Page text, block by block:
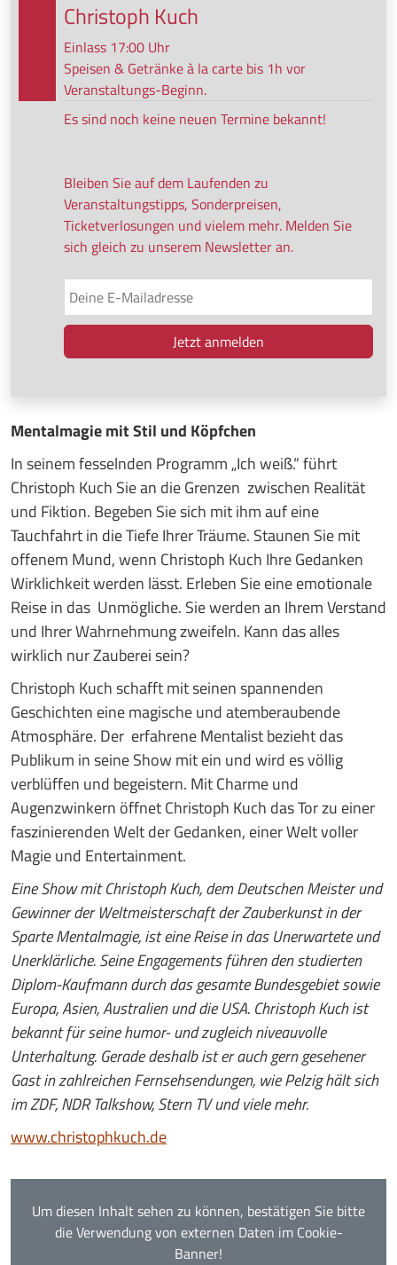
Um diesen Inhalt sehen zu können, bestätigen Sie bitte
die Verwendung von externen Daten im Cookie-
Banner!
Mentalmagie mit Stil und Köpfchen
In seinem fesselnden Programm „Ich weiß.“ führt
Christoph Kuch Sie an die Grenzen zwischen Realität
und Fiktion. Begeben Sie sich mit ihm auf eine
Tauchfahrt in die Tiefe Ihrer Träume. Staunen Sie mit
offenem Mund, wenn Christoph Kuch Ihre Gedanken
Wirklichkeit werden lässt. Erleben Sie eine emotionale
Reise in das Unmögliche. Sie werden an Ihrem Verstand
und Ihrer Wahrnehmung zweifeln. Kann das alles
wirklich nur Zauberei sein?
Christoph Kuch schafft mit seinen spannenden
Geschichten eine magische und atemberaubende
Atmosphäre. Der erfahrene Mentalist bezieht das
Publikum in seine Show mit ein und wird es völlig
verblüffen und begeistern. Mit Charme und
Augenzwinkern öffnet Christoph Kuch das Tor zu einer
faszinierenden Welt der Gedanken, einer Welt voller
Magie und Entertainment.
Eine Show mit Christoph Kuch, dem Deutschen Meister und
Gewinner der Weltmeisterschaft der Zauberkunst in der
Sparte Mentalmagie, ist eine Reise in das Unerwartete und
Unerklärliche. Seine Engagements führen den studierten
Diplom-Kaufmann durch das gesamte Bundesgebiet sowie
Europa, Asien, Australien und die USA. Christoph Kuch ist
bekannt für seine humor- und zugleich niveauvolle
Unterhaltung. Gerade deshalb ist er auch gern gesehener
Gast in zahlreichen Fernsehsendungen, wie Pelzig hält sich
im ZDF, NDR Talkshow, Stern TV und viele mehr.
www.christophkuch.de
Christoph Kuch
Einlass 17:00 Uhr
Speisen & Getränke à la carte bis 1h vor
Veranstaltungs-Beginn.
Es sind noch keine neuen Termine bekannt!
Bleiben Sie auf dem Laufenden zu
Veranstaltungstipps, Sonderpreisen,
Ticketverlosungen und vielem mehr. Melden Sie
sich gleich zu unserem Newsletter an.